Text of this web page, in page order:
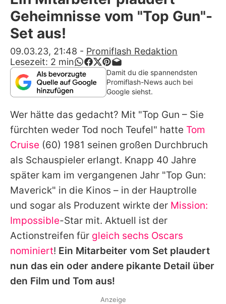
Alle Themen auf Promiflash
App runterladen
Team
Redaktionelle Richtlinien
Impressum
Datenschutzerklärung
Nutzungsbedingungen
Utiq verwalten
Geheimnisse vom "Top Gun"-
Set aus!
09.03.23, 21:48 - Promiflash Redaktion
Lesezeit: 2 min
Damit du die spannendsten
Promiflash-News auch bei
Google siehst.
Wer hätte das gedacht? Mit "Top Gun – Sie
fürchten weder Tod noch Teufel" hatte Tom
Cruise (60) 1981 seinen großen Durchbruch
als Schauspieler erlangt. Knapp 40 Jahre
später kam im vergangenen Jahr "Top Gun:
Maverick" in die Kinos – in der Hauptrolle
und sogar als Produzent wirkte der Mission:
Impossible-Star mit. Aktuell ist der
Actionstreifen für gleich sechs Oscars
nominiert! Ein Mitarbeiter vom Set plaudert
nun das ein oder andere pikante Detail über
den Film und Tom aus!
Anzeige